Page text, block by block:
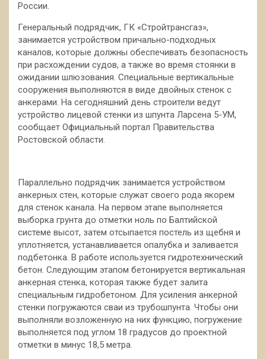
России.
Генеральный подрядчик, ГК «Стройтрансгаз»,
занимается устройством причально-подходных
каналов, которые должны обеспечивать безопасность
при расхождении судов, а также во время стоянки в
ожидании шлюзования. Специальные вертикальные
сооружения выполняются в виде двойных стенок с
анкерами. На сегодняшний день строители ведут
устройство лицевой стенки из шпунта Ларсена 5-УМ,
сообщает Официальный портал Правительства
Ростовской области.
Параллельно подрядчик занимается устройством
анкерных стен, которые служат своего рода якорем
для стенок канала. На первом этапе выполняется
выборка грунта до отметки ноль по Балтийской
системе высот, затем отсыпается постель из щебня и
уплотняется, устанавливается опалубка и заливается
подбетонка. В работе используется гидротехнический
бетон. Следующим этапом бетонируется вертикальная
анкерная стенка, которая также будет залита
специальным гидробетоном. Для усиления анкерной
стенки погружаются сваи из трубошпунта. Чтобы они
выполняли возложенную на них функцию, погружение
выполняется под углом 18 градусов до проектной
отметки в минус 18,5 метра.